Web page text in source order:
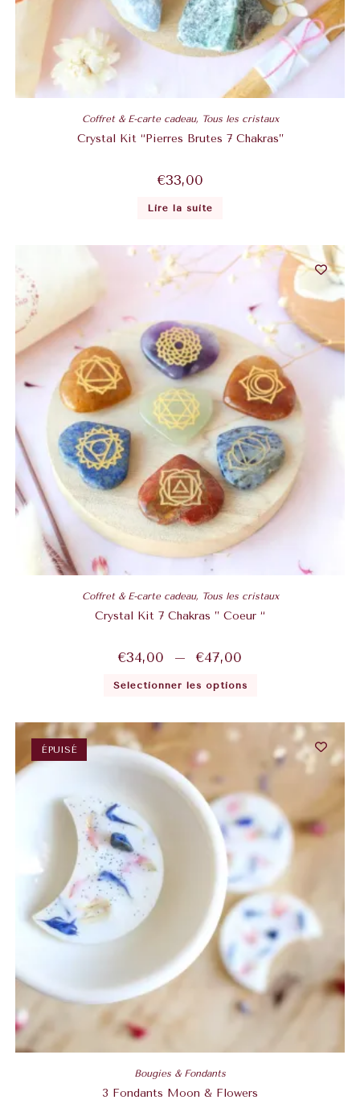
Coffret & E-carte cadeau, Tous les cristaux
Crystal Kit “Pierres Brutes 7 Chakras”
€33,00
Lire la suite
Coffret & E-carte cadeau, Tous les cristaux
Crystal Kit 7 Chakras ” Coeur “
€34,00 – €47,00
Sélectionner les options
ÉPUISÉ
Bougies & Fondants
3 Fondants Moon & Flowers